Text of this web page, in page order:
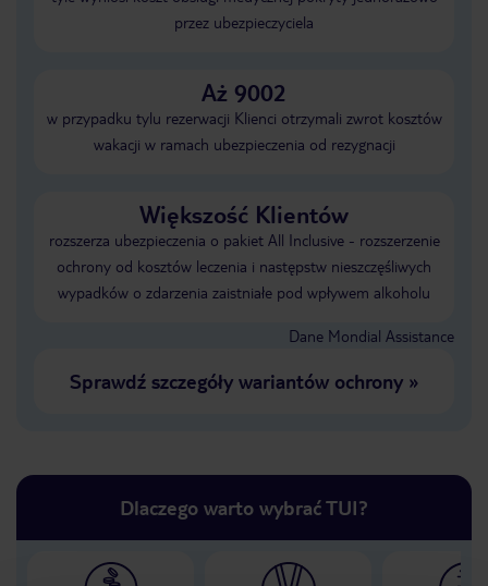
przez ubezpieczyciela
Aż 9002
w przypadku tylu rezerwacji Klienci otrzymali zwrot kosztów
wakacji w ramach ubezpieczenia od rezygnacji
Większość Klientów
rozszerza ubezpieczenia o pakiet All Inclusive - rozszerzenie
ochrony od kosztów leczenia i następstw nieszczęśliwych
wypadków o zdarzenia zaistniałe pod wpływem alkoholu
Dane Mondial Assistance
Sprawdź szczegóły wariantów ochrony»
Dlaczego warto wybrać TUI?